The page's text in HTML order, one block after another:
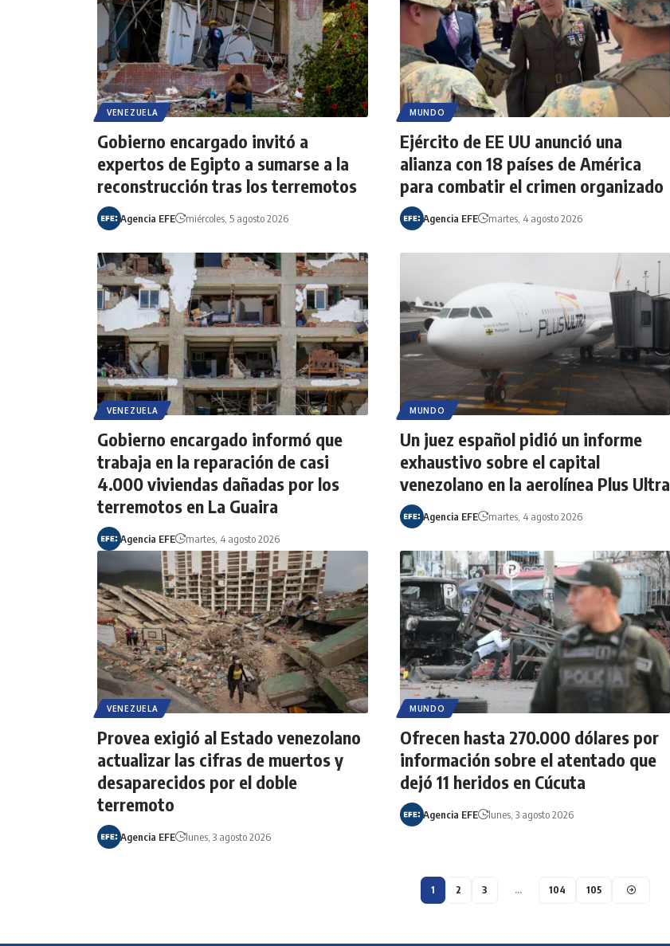
VENEZUELA
Gobierno encargado invitó a
expertos de Egipto a sumarse a la
reconstrucción tras los terremotos
Agencia EFE miércoles, 5 agosto 2026
MUNDO
Ejército de EE UU anunció una
alianza con 18 países de América
para combatir el crimen organizado
Agencia EFE martes, 4 agosto 2026
VENEZUELA
Gobierno encargado informó que
trabaja en la reparación de casi
4.000 viviendas dañadas por los
terremotos en La Guaira
Agencia EFE martes, 4 agosto 2026
MUNDO
Un juez español pidió un informe
exhaustivo sobre el capital
venezolano en la aerolínea Plus Ultra
Agencia EFE martes, 4 agosto 2026
VENEZUELA
Provea exigió al Estado venezolano
actualizar las cifras de muertos y
desaparecidos por el doble
terremoto
Agencia EFE lunes, 3 agosto 2026
MUNDO
Ofrecen hasta 270.000 dólares por
información sobre el atentado que
dejó 11 heridos en Cúcuta
Agencia EFE lunes, 3 agosto 2026
1 2 3 … 104 105